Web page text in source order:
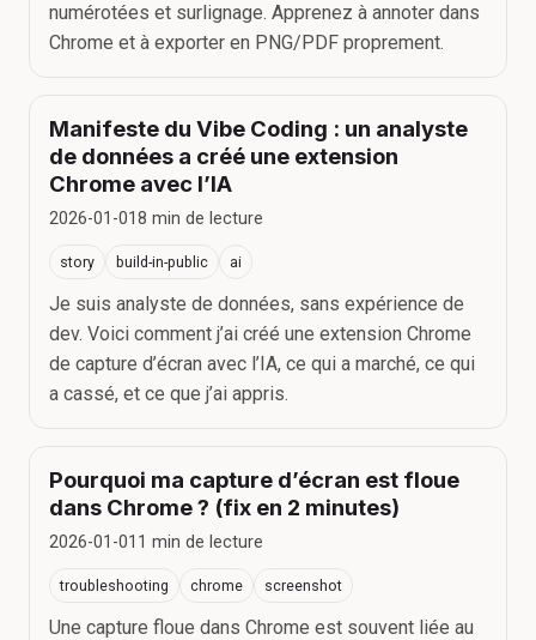
numérotées et surlignage. Apprenez à annoter dans
Chrome et à exporter en PNG/PDF proprement.
Manifeste du Vibe Coding : un analyste
de données a créé une extension
Chrome avec l’IA
2026-01-018 min de lecture
story build-in-public ai
Je suis analyste de données, sans expérience de
dev. Voici comment j’ai créé une extension Chrome
de capture d’écran avec l’IA, ce qui a marché, ce qui
a cassé, et ce que j’ai appris.
Pourquoi ma capture d’écran est floue
dans Chrome ? (fix en 2 minutes)
2026-01-01 1 min de lecture
troubleshooting chrome screenshot
Une capture floue dans Chrome est souvent liée au